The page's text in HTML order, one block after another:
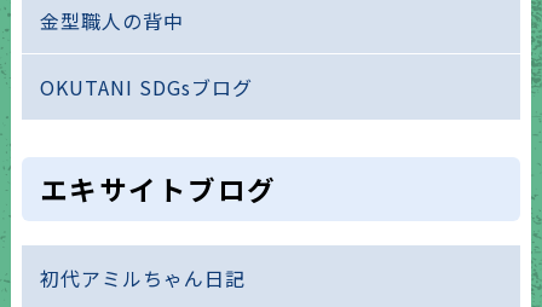
金型職人の背中
OKUTANI SDGsブログ
エキサイトブログ
初代アミルちゃん日記